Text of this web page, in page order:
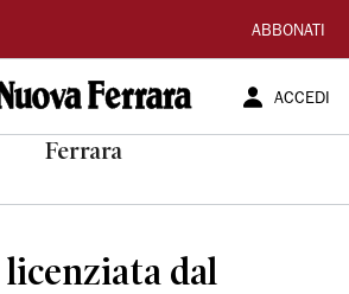
ABBONATI
ACCEDI
Ferrara
dal